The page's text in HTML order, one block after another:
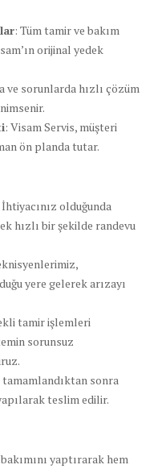
: Tüm tamir ve bakım
orijinal yedek
ve sorunlarda hızlı çözüm
: Visam Servis, müşteri
ön planda tutar.
İhtiyacınız olduğunda
hızlı bir şekilde randevu
yere gelerek arızayı
tamir işlemleri
sorunsuz
tamamlandıktan sonra
teslim edilir.
yaptırarak hem